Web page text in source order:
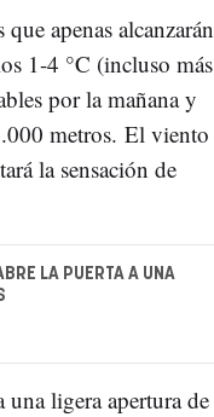
apenas alcanzarán
1-4 °C (incluso más
por la mañana y
metros. El viento
la sensación de
LA PUERTA A UNA
ligera apertura de